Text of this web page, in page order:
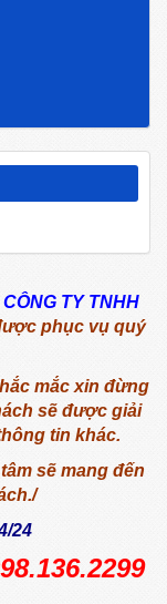
CÔNG TY TNHH
phục vụ quý
mắc xin đừng
sẽ được giải
tin khác.
sẽ mang đến
24